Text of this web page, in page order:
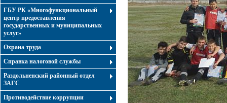
ГБУ РК «Многофункциональный
центр предоставления
государственных и муниципальных
услуг»
Охрана труда
Справка налоговой службы
Раздольненский районный отдел
ЗАГС
Противодействие коррупции